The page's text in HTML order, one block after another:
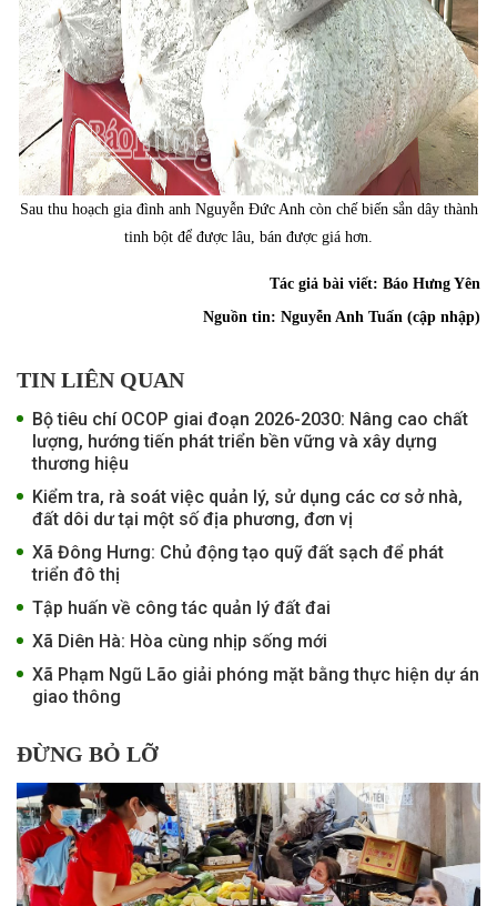
Sau thu hoạch gia đình anh Nguyễn Đức Anh còn chế biến sắn dây thành
tinh bột để được lâu, bán được giá hơn.
Tác giả bài viết: Báo Hưng Yên
Nguồn tin: Nguyễn Anh Tuấn (cập nhập)
TIN LIÊN QUAN
Bộ tiêu chí OCOP giai đoạn 2026-2030: Nâng cao chất
lượng, hướng tiến phát triển bền vững và xây dựng
thương hiệu
Kiểm tra, rà soát việc quản lý, sử dụng các cơ sở nhà,
đất dôi dư tại một số địa phương, đơn vị
Xã Đông Hưng: Chủ động tạo quỹ đất sạch để phát
triển đô thị
Tập huấn về công tác quản lý đất đai
Xã Diên Hà: Hòa cùng nhịp sống mới
Xã Phạm Ngũ Lão giải phóng mặt bằng thực hiện dự án
giao thông
ĐỪNG BỎ LỠ